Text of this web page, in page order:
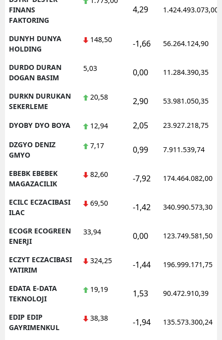
FINANS
FAKTORING
4,29 1.424.493.073,00
DUNYH DUNYA
HOLDING
148,50 -1,66 56.264.124,90
DURDO DURAN
DOGAN BASIM
5,03 0,00 11.284.390,35
DURKN DURUKAN
SEKERLEME
20,58 2,90 53.981.050,35
DYOBY DYO BOYA 12,94 2,05 23.927.218,75
DZGYO DENIZ
GMYO
7,17 0,99 7.911.539,74
EBEBK EBEBEK
MAGAZACILIK
82,60 -7,92 174.464.082,00
ECILC ECZACIBASI
ILAC
69,50 -1,42 340.990.573,30
ECOGR ECOGREEN
ENERJI
33,94 0,00 123.749.581,50
ECZYT ECZACIBASI
YATIRIM
324,25 -1,44 196.999.171,75
EDATA E-DATA
TEKNOLOJI
19,19 1,53 90.472.910,39
EDIP EDIP
GAYRIMENKUL
38,38 -1,94 135.573.300,24